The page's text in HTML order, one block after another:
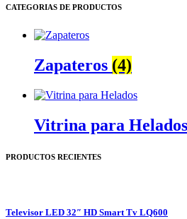
CATEGORIAS DE PRODUCTOS
Zapateros (4)
Vitrina para Helados
PRODUCTOS RECIENTES
Televisor LED 32″ HD Smart Tv LQ600